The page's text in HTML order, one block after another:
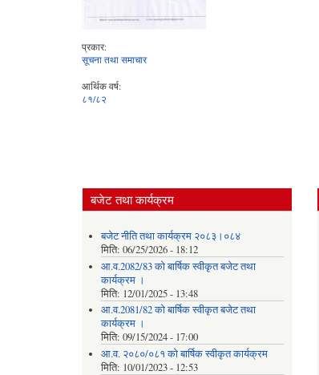
प्रकार:
सूचना तथा समाचार
आर्थिक वर्ष:
८१/८२
बजेट तथा कार्यक्रम
बजेट नीति तथा कार्यक्रम २०८३।०८४
मिति: 06/25/2026 - 18:12
आ.व.2082/83 को बार्षिक स्वीकृत बजेट तथा
कार्यक्रम ।
मिति: 12/01/2025 - 13:48
आ.व.2081/82 को बार्षिक स्वीकृत बजेट तथा
कार्यक्रम ।
मिति: 09/15/2024 - 17:00
आ.व. २०८०/०८१ को बार्षिक स्वीकृत कार्यक्रम
मिति: 10/01/2023 - 12:53